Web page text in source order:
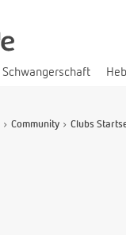
Schwangerschaft
Community Clubs